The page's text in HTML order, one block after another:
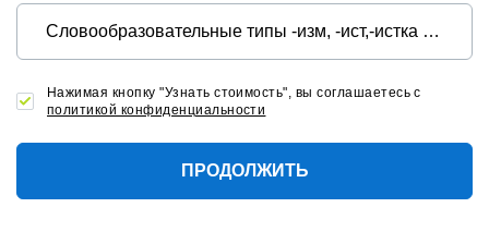
Нажимая кнопку "Узнать стоимость", вы соглашаетесь с
ПРОДОЛЖИТЬ